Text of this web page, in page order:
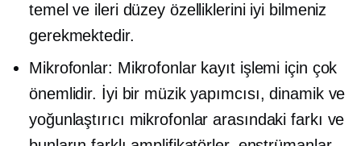
temel ve ileri düzey özelliklerini iyi bilmeniz
gerekmektedir.
Mikrofonlar: Mikrofonlar kayıt işlemi için çok
önemlidir. İyi bir müzik yapımcısı, dinamik ve
yoğunlaştırıcı mikrofonlar arasındaki farkı ve